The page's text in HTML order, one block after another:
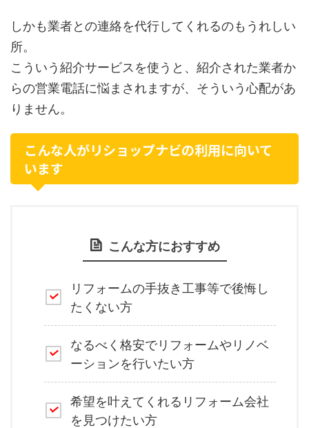
しかも業者との連絡を代行してくれるのもうれしい
所。
こういう紹介サービスを使うと、紹介された業者か
らの営業電話に悩まされますが、そういう心配があ
りません。
こんな人がリショップナビの利用に向いて
います
こんな方におすすめ
リフォームの手抜き工事等で後悔し
たくない方
なるべく格安でリフォームやリノベ
ーションを行いたい方
希望を叶えてくれるリフォーム会社
を見つけたい方